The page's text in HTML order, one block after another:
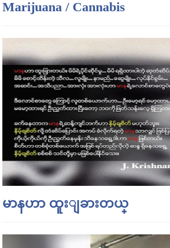
Marijuana / Cannabis
မာနဟာ ထူးျခားတယ္